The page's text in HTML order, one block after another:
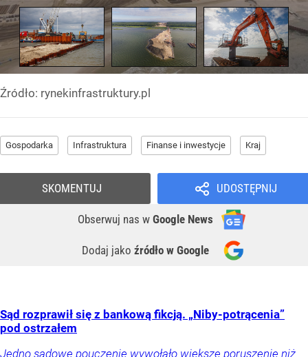
Źródło: rynekinfrastruktury.pl
Gospodarka Infrastruktura Finanse i inwestycje Kraj
UDOSTĘPNIJ
Obserwuj nas w Google News
Dodaj jako źródło w Google
SKOMENTUJ
Sąd rozprawił się z bankową fikcją. „Niby-potrącenia”
pod ostrzałem
Jedno sądowe pouczenie wywołało większe poruszenie niż